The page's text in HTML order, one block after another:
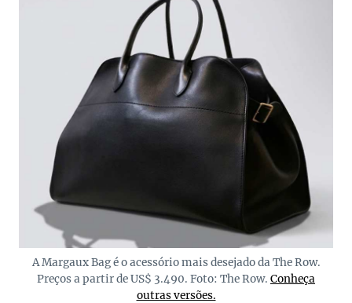
A Margaux Bag é o acessório mais desejado da The Row.
Preços a partir de US$ 3.490. Foto: The Row. Conheça
outras versões.